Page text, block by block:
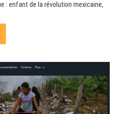
: enfant de la révolution mexicaine,